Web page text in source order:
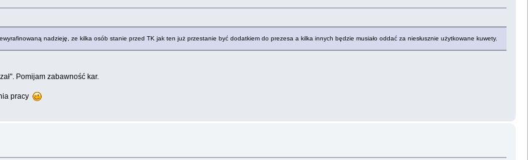
nadzieję, ze kilka osób stanie przed TK jak ten już przestanie być dodatkiem do prezesa a kilka innych będzie musiało oddać za niesłusznie użytkowane kuwety.
Pomijam zabawność kar.
pracy